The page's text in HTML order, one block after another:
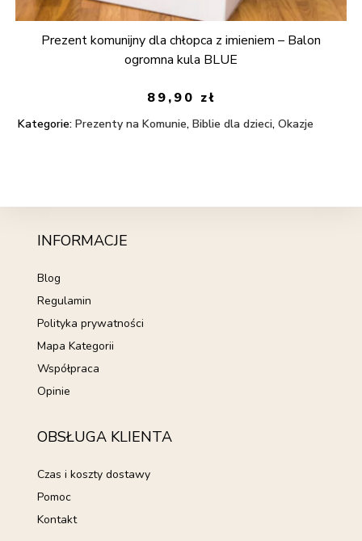
Prezent komunijny dla chłopca z imieniem – Balon
ogromna kula BLUE
89,90 zł
Kategorie: Prezenty na Komunie,Biblie dla dzieci,Okazje
INFORMACJE
Blog
Regulamin
Polityka prywatności
Mapa Kategorii
Współpraca
Opinie
OBSŁUGA KLIENTA
Czas i koszty dostawy
Pomoc
Kontakt